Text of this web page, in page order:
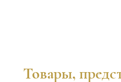
Товары,